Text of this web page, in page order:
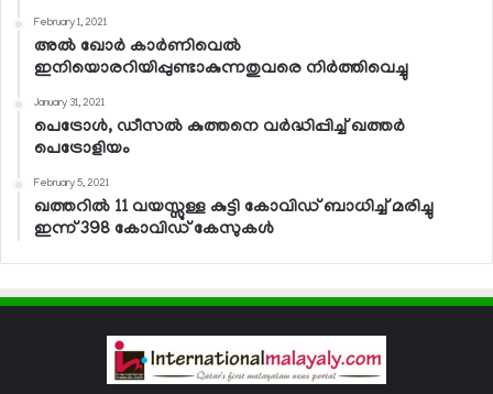
February 1, 2021
അല്‍ ഖോര്‍ കാര്‍ണിവെല്‍
ഇനിയൊരറിയിപ്പുണ്ടാകുന്നതുവരെ നിര്‍ത്തിവെച്ചു
January 31, 2021
പെട്രോള്‍, ഡീസല്‍ കുത്തനെ വര്‍ദ്ധിപ്പിച്ച് ഖത്തര്‍
പെട്രോളിയം
February 5, 2021
ഖത്തറില്‍ 11 വയസ്സുള്ള കുട്ടി കോവിഡ് ബാധിച്ച് മരിച്ചു
ഇന്ന് 398 കോവിഡ് കേസുകള്‍